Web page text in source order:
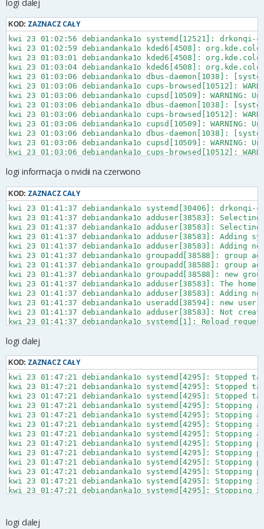
logi dalej
KOD: ZAZNACZ CAŁY
kwi 23 01:02:56 debiandanka1o systemd[12521]: drkonqi-coredump-launcher.socket: Unit needs to be started because active unit sockets.target upholds it, but not starting since we tried this too often recently. Will retry later.
kwi 23 01:02:59 debiandanka1o kded6[4508]: org.kde.colorcorrectlocationupdater: Geolocator stopped
kwi 23 01:03:01 debiandanka1o kded6[4508]: org.kde.colorcorrectlocationupdater: Geolocator stopped
kwi 23 01:03:04 debiandanka1o kded6[4508]: org.kde.colorcorrectlocationupdater: Geolocator stopped
kwi 23 01:03:06 debiandanka1o dbus-daemon[1038]: [system] Reloaded configuration
kwi 23 01:03:06 debiandanka1o cups-browsed[10512]: WARNING: Unhandled message: interface=org.freedesktop.DBus, path=/org/freedesktop/DBus, member=ActivatableServicesChanged
kwi 23 01:03:06 debiandanka1o cupsd[10509]: WARNING: Unhandled message: interface=org.freedesktop.DBus, path=/org/freedesktop/DBus, member=ActivatableServicesChanged
kwi 23 01:03:06 debiandanka1o dbus-daemon[1038]: [system] Reloaded configuration
kwi 23 01:03:06 debiandanka1o cups-browsed[10512]: WARNING: Unhandled message: interface=org.freedesktop.DBus, path=/org/freedesktop/DBus, member=ActivatableServicesChanged
kwi 23 01:03:06 debiandanka1o cupsd[10509]: WARNING: Unhandled message: interface=org.freedesktop.DBus, path=/org/freedesktop/DBus, member=ActivatableServicesChanged
kwi 23 01:03:06 debiandanka1o dbus-daemon[1038]: [system] Reloaded configuration
kwi 23 01:03:06 debiandanka1o cupsd[10509]: WARNING: Unhandled message: interface=org.freedesktop.DBus, path=/org/freedesktop/DBus, member=ActivatableServicesChanged
kwi 23 01:03:06 debiandanka1o cups-browsed[10512]: WARNING: Unhandled message: interface=org.freedesktop.DBus, path=/org/freedesktop/DBus, member=ActivatableServicesChanged
kwi 23 01:03:06 debiandanka1o dbus-daemon[1038]: [system] Reloaded configuration
kwi 23 01:03:06 debiandanka1o cups-browsed[10512]: WARNING: Unhandled message: interface=org.freedesktop.DBus, path=/org/freedesktop/DBus, member=ActivatableServicesChanged
kwi 23 01:03:06 debiandanka1o cupsd[10509]: WARNING: Unhandled message: interface=org.freedesktop.DBus, path=/org/freedesktop/DBus, member=ActivatableServicesChanged
kwi 23 01:03:06 debiandanka1o dbus-daemon[1038]: [system] Reloaded configuration
kwi 23 01:03:06 debiandanka1o
logi informacja o nvidii na czerwono
KOD: ZAZNACZ CAŁY
kwi 23 01:41:37 debiandanka1o systemd[30406]:
kwi 23 01:41:37 debiandanka1o adduser[38583]:
kwi 23 01:41:37 debiandanka1o adduser[38583]:
kwi 23 01:41:37 debiandanka1o adduser[38583]: Adding
kwi 23 01:41:37 debiandanka1o adduser[38583]: Adding
kwi 23 01:41:37 debiandanka1o groupadd[38588]: group
kwi 23 01:41:37 debiandanka1o groupadd[38588]: group
kwi 23 01:41:37 debiandanka1o groupadd[38588]: new
kwi 23 01:41:37 debiandanka1o adduser[38583]: The
kwi 23 01:41:37 debiandanka1o adduser[38583]:
kwi 23 01:41:37 debiandanka1o useradd[38594]: new
kwi 23 01:41:37 debiandanka1o adduser[38583]: Not
kwi 23 01:41:37 debiandanka1o systemd[1]: Reload
kwi 23 01:41:38 debiandanka1o systemd[1]: Reloading
kwi 23 01:41:38 debiandanka1o systemd[1]: Starting
kwi 23 01:41:38 debiandanka1o systemd[1]: fwupd-
kwi 23 01:41:38 debiandanka1o systemd[1]: Finished
kwi 23 01:41:38 debiandanka1o systemd[1]: Reload
kwi 23 01:41:38 debiandanka1o systemd[1]: Reloading...
kwi 23 01:41:39 debiandanka1o systemd[1]: Reloading
kwi 23 01:41:39 debiandanka1o systemd[1]: Starting
kwi 23 01:41:39 debiandanka1o nvidia-
kwi 23 01:41:39 debiandanka1o nvidia-
kwi 23 01:41:39 debiandanka1o nvidia-
kwi 23 01:41:39 debiandanka1o nvidia-
kwi 23 01:41:39 debiandanka1o systemd[1]: nvidia-
kwi 23 01:41:39 debiandanka1o systemd[1]: nvidia-
kwi 23 01:41:39 debiandanka1o systemd[1]: Failed to
kwi 23 01:41:47 deb
logi dalej
KOD: ZAZNACZ CAŁY
kwi 23 01:47:21 debiandanka1o systemd[4295]: Stopped
kwi 23 01:47:21 debiandanka1o systemd[4295]: Stopped
kwi 23 01:47:21 debiandanka1o systemd[4295]:
kwi 23 01:47:21 debiandanka1o systemd[4295]:
kwi 23 01:47:21 debiandanka1o systemd[4295]:
kwi 23 01:47:21 debiandanka1o systemd[4295]: Stopping
kwi 23 01:47:21 debiandanka1o systemd[4295]:
kwi 23 01:47:21 debiandanka1o systemd[4295]: Stopping
kwi 23 01:47:21 debiandanka1o systemd[4295]:
kwi 23 01:47:21 debiandanka1o systemd[4295]:
kwi 23 01:47:21 debiandanka1o systemd[4295]:
kwi 23 01:47:21 debiandanka1o systemd[4295]:
kwi 23 01:47:21 debiandanka1o systemd[4295]:
kwi 23 01:47:21 debiandanka1o su[30755]:
logi dalej